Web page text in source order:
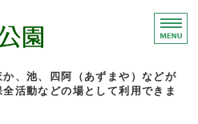
石川県加賀市にある
、池、四阿（あずまや）などが
活動などの場として利用できま